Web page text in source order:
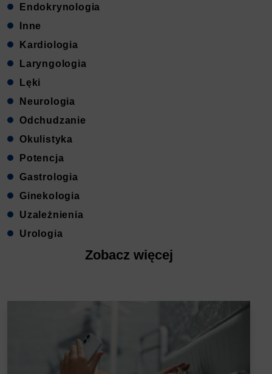
Endokrynologia
Inne
Kardiologia
Laryngologia
Lęki
Neurologia
Odchudzanie
Okulistyka
Potencja
Gastrologia
Ginekologia
Uzależnienia
Urologia
Zobacz więcej